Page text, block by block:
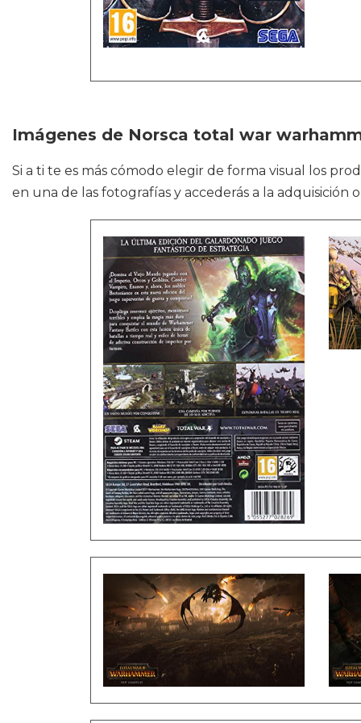
Imágenes de Norsca total war
Si a ti te es más cómodo elegir de forma visual los
en una de las fotografías y accederás a la